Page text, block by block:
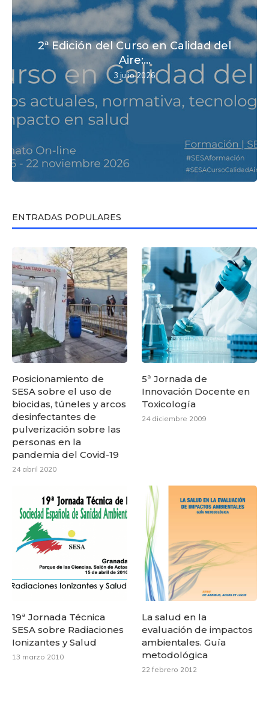
2ª Edición del Curso en Calidad del
Aire:...
3 julio 2026
ENTRADAS POPULARES
Posicionamiento de
SESA sobre el uso de
biocidas, túneles y arcos
desinfectantes de
pulverización sobre las
personas en la
pandemia del Covid-19
24 abril 2020
5ª Jornada de
Innovación Docente en
Toxicología
24 diciembre 2009
19ª Jornada Técnica
SESA sobre Radiaciones
Ionizantes y Salud
13 marzo 2010
La salud en la
evaluación de impactos
ambientales. Guía
metodológica
22 febrero 2012